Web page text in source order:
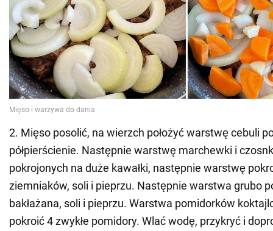
2. Mięso posolić, na wierzch położyć warstwę cebuli
półpierścienie. Następnie warstwę marchewki i
pokrojonych na duże kawałki, następnie warstwę
ziemniaków, soli i pieprzu. Następnie warstwa grubo
bakłażana, soli i pieprzu. Warstwa pomidorków
pokroić 4 zwykłe pomidory. Wlać wodę, przykryć i